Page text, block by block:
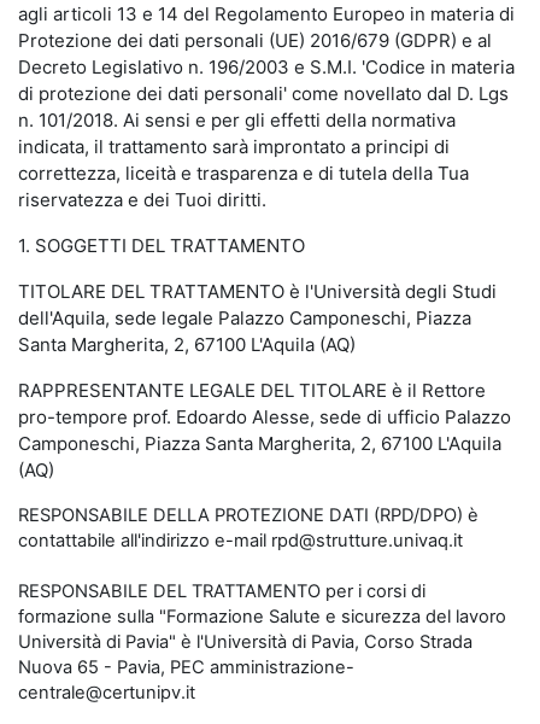
agli articoli 13 e 14 del Regolamento Europeo in materia di
Protezione dei dati personali (UE) 2016/679 (GDPR) e al
Decreto Legislativo n. 196/2003 e S.M.I. 'Codice in materia
di protezione dei dati personali' come novellato dal D. Lgs
n. 101/2018. Ai sensi e per gli effetti della normativa
indicata, il trattamento sarà improntato a principi di
correttezza, liceità e trasparenza e di tutela della Tua
riservatezza e dei Tuoi diritti.
1. SOGGETTI DEL TRATTAMENTO
TITOLARE DEL TRATTAMENTO è l'Università degli Studi
dell'Aquila, sede legale Palazzo Camponeschi, Piazza
Santa Margherita, 2, 67100 L'Aquila (AQ)
RAPPRESENTANTE LEGALE DEL TITOLARE è il Rettore
pro-tempore prof. Edoardo Alesse, sede di ufficio Palazzo
Camponeschi, Piazza Santa Margherita, 2, 67100 L'Aquila
(AQ)
RESPONSABILE DELLA PROTEZIONE DATI (RPD/DPO) è
contattabile all'indirizzo e-mail rpd@strutture.univaq.it
RESPONSABILE DEL TRATTAMENTO per i corsi di
formazione sulla "Formazione Salute e sicurezza del lavoro
Università di Pavia" è l'Università di Pavia, Corso Strada
Nuova 65 - Pavia, PEC amministrazione-
centrale@certunipv.it